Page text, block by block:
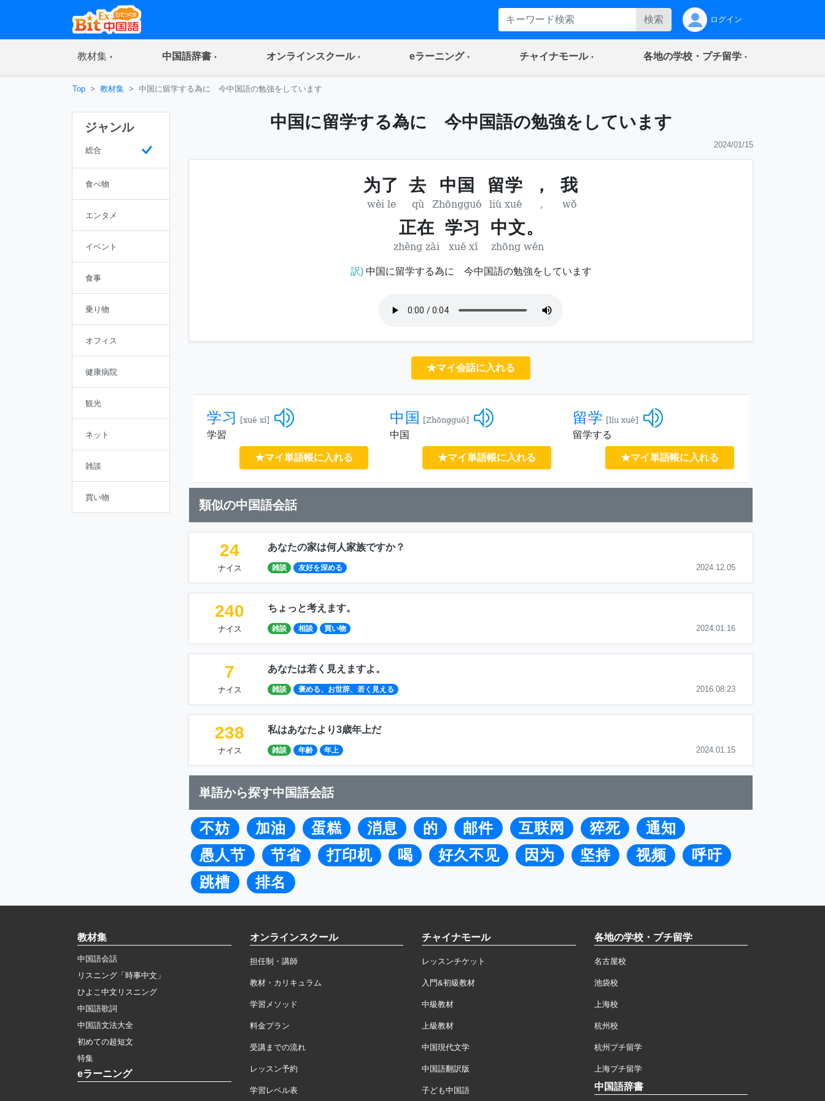
検索 ログイン
教材集(current) 中国語辞書(current) オンラインスクール(current) eラーニング(current) チャイナモール(current) 各地の学校・プチ留学(current)
Top 教材集 中国に留学する為に 今中国語の勉強をしています
ジャンル
総合
食べ物
エンタメ
イベント
食事
乗り物
オフィス
健康病院
観光
ネット
雑談
買い物
中国に留学する為に 今中国語の勉強をしています
2024/01/15
为了 去 中国 留学 ， 我
wèi le qù Zhōngguó liú xué , wǒ
正在 学习 中文。
zhèng zài xué xí zhōng wén
訳)中国に留学する為に 今中国語の勉強をしています
★マイ会話に入れる
学习 [xué xí]
学習
★マイ単語帳に入れる
中国 [Zhōngguó]
中国
★マイ単語帳に入れる
留学 [líu xué]
留学する
★マイ単語帳に入れる
類似の中国語会話
24
ナイス
あなたの家は何人家族ですか？
雑談 友好を深める 2024.12.05
240
ナイス
ちょっと考えます。
雑談 相談 買い物 2024.01.16
7
ナイス
あなたは若く見えますよ。
雑談 褒める、お世辞、若く見える 2016.08.23
238
ナイス
私はあなたより3歳年上だ
雑談 年齢 年上 2024.01.15
単語から探す中国語会話
不妨 加油 蛋糕 消息 的 邮件 互联网 猝死
通知
愚人节
节省 打印机 喝 好久不见 因为 坚持 视频
呼吁
跳槽
排名
教材集
中国語会話
リスニング「時事中文」
ひよこ中文リスニング
中国語歌詞
中国語文法大全
初めての超短文
特集
eラーニング
オンラインスクール
担任制・講師
教材・カリキュラム
学習メソッド
料金プラン
受講までの流れ
レッスン予約
学習レベル表
チャイナモール
レッスンチケット
入門&初級教材
中級教材
上級教材
中国現代文学
中国語翻訳版
子ども中国語
各地の学校・プチ留学
名古屋校
池袋校
上海校
杭州校
杭州プチ留学
上海プチ留学
中国語辞書